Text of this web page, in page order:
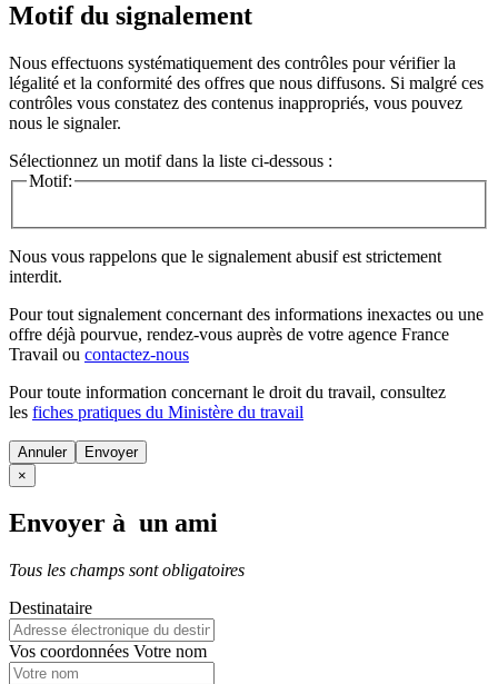
Motif du signalement
Nous effectuons systématiquement des contrôles pour vérifier la
légalité et la conformité des offres que nous diffusons. Si malgré ces
contrôles vous constatez des contenus inappropriés, vous pouvez
nous le signaler.
Sélectionnez un motif dans la liste ci-dessous :
Motif:
Nous vous rappelons que le signalement abusif est strictement
interdit.
Pour tout signalement concernant des informations inexactes ou une
offre déjà pourvue, rendez-vous auprès de votre agence France
Travail ou contactez-nous
Pour toute information concernant le droit du travail, consultez
les fiches pratiques du Ministère du travail
Annuler
×
Envoyer à un ami
Tous les champs sont obligatoires
Destinataire
Vos coordonnées Votre nom